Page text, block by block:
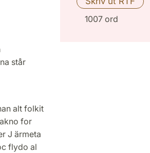
står
alt folkit
for
J ärmeta
flydo al
1007 ord